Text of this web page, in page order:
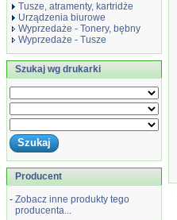
Tusze, atramenty, kartridże
Urządzenia biurowe
Wyprzedaże - Tonery, bębny
Wyprzedaże - Tusze
Szukaj wg drukarki
Producent
- Zobacz inne produkty tego
producenta...